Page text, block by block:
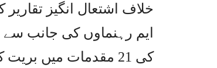
ایم رہنماوں کی جانب سے
کی 21 مقدمات میں